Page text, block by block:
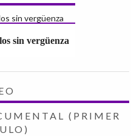
sin vergüenza
(PRIMER